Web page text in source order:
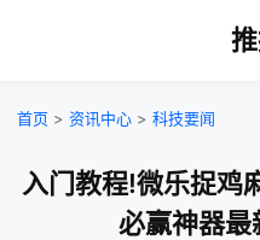
首页 > 资讯中心 > 科技要闻
入门教程!微乐捉鸡
必赢神器最